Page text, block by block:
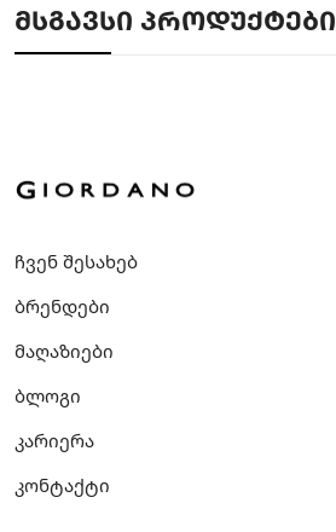
ᲛᲡᲒᲐᲕᲡᲘ ᲞᲠᲝᲓᲣᲥᲢᲔᲑᲘ
ჩვენ შესახებ
ბრენდები
მაღაზიები
ბლოგი
კარიერა
კონტაქტი